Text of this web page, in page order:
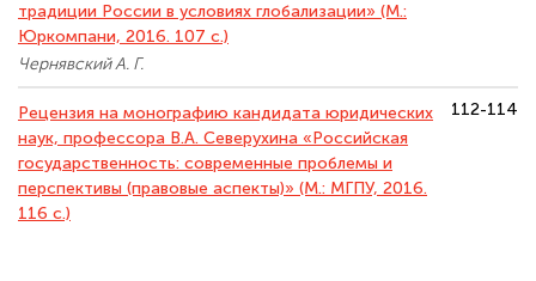
традиции России в условиях глобализации» (М.:
Юркомпани, 2016. 107 с.)
Чернявский А. Г.
Рецензия на монографию кандидата юридических
наук, профессора В.А. Северухина «Российская
государственность: современные проблемы и
перспективы (правовые аспекты)» (М.: МГПУ, 2016.
116 с.)
112-114